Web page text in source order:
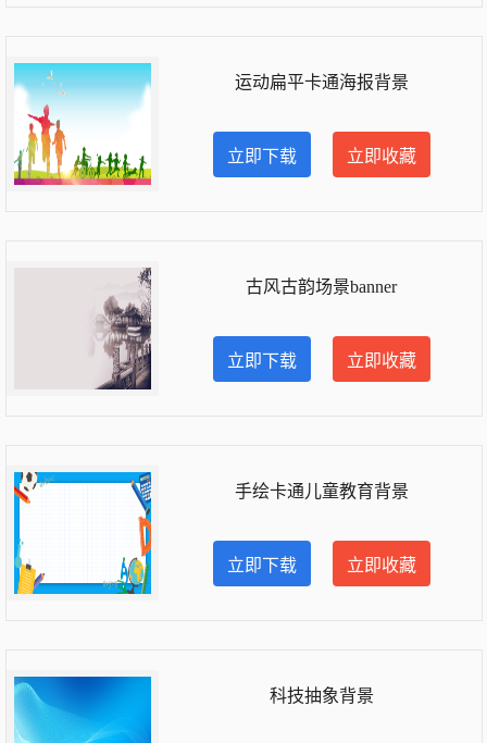
运动扁平卡通海报背景
立即下载 立即收藏
古风古韵场景banner
立即下载 立即收藏
手绘卡通儿童教育背景
立即下载 立即收藏
科技抽象背景